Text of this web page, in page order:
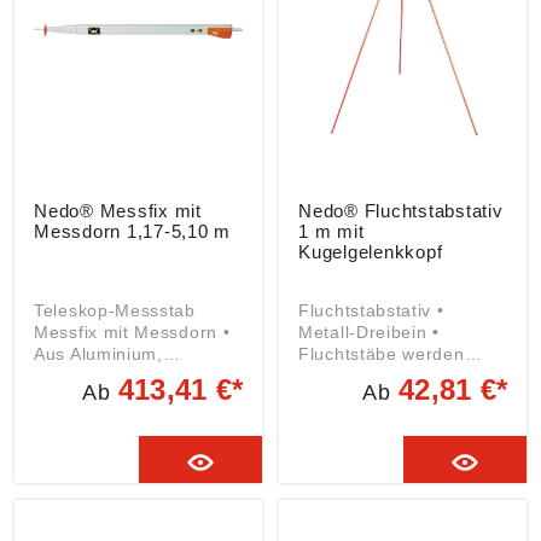
dnung ((EU) 2023/998):
Nedo® Messfix mit
Messdorn 1,17-5,10 m
Teleskop-Messstab
Messfix mit Messdorn •
Aus Aluminium,
besonders geeignet zum
Messen lichter Maße •
Auszugslänge ist analog
an einem Sichtfenster
ablesbar • Robustes
Ab 413,41 €*
Nedo® Fluchtstabstativ
1 m mit
Kugelgelenkkopf
Fluchtstabstativ •
Metall-Dreibein •
Fluchtstäbe werden
mittels kugelgelagerter
Halteklammer
Produktsicherheitsveror
dnung ((EU) 2023/998):
Ab42,81 €*